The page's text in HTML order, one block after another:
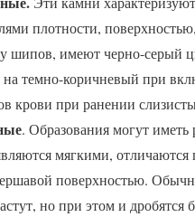
плотности,
шипов, имеют черно-серый
на темно-коричневый при
крови при ранении
. Образования могут иметь
мягкими, отличаются
поверхностью.
но при этом и дробятся